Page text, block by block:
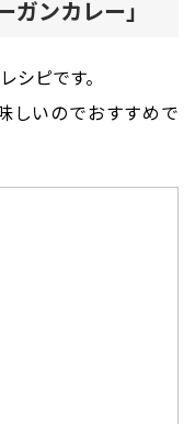
ンカレー」
シピです。
しいのでおすすめで